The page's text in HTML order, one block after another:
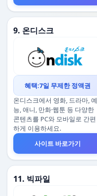
9. 온디스크
혜택:7일 무제한 정액권
온디스크에서 영화, 드라마, 예
능, 애니, 만화·웹툰 등 다양한
콘텐츠를 PC와 모바일로 간편
하게 이용하세요.
사이트 바로가기
11. 빅파일